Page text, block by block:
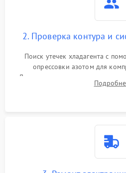
2. Проверка контура и
Поиск утечек хладагента с
опрессовки азотом для
Диагностика
кулеров на предмет